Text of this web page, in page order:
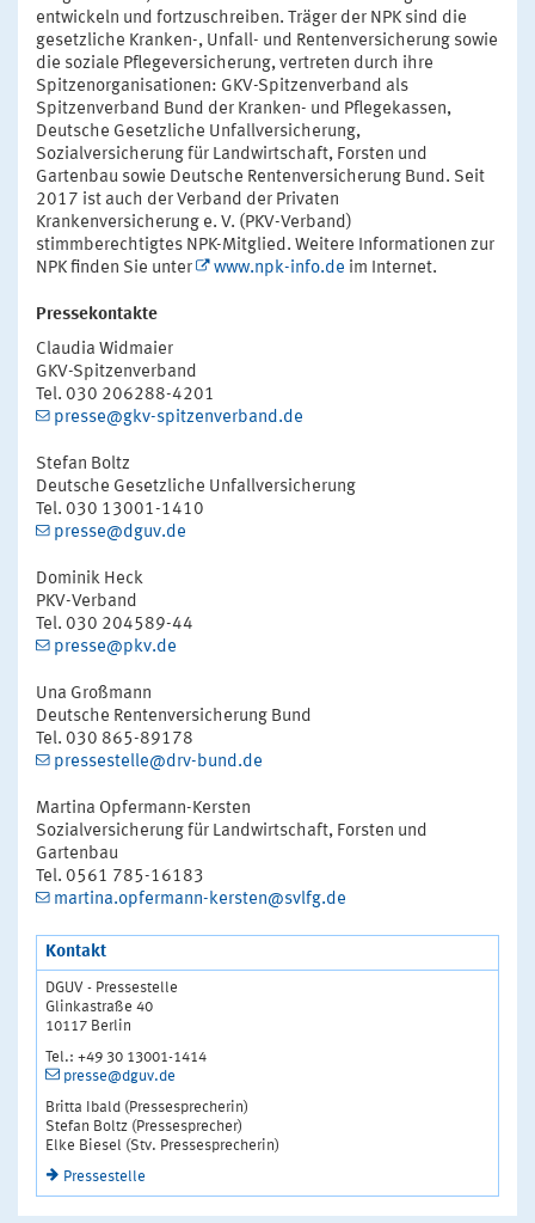
entwickeln und fortzuschreiben. Träger der NPK sind die
gesetzliche Kranken-, Unfall- und Rentenversicherung sowie
die soziale Pflegeversicherung, vertreten durch ihre
Spitzenorganisationen: GKV-Spitzenverband als
Spitzenverband Bund der Kranken- und Pflegekassen,
Deutsche Gesetzliche Unfallversicherung,
Sozialversicherung für Landwirtschaft, Forsten und
Gartenbau sowie Deutsche Rentenversicherung Bund. Seit
2017 ist auch der Verband der Privaten
Krankenversicherung e. V. (PKV-Verband)
stimmberechtigtes NPK-Mitglied. Weitere Informationen zur
NPK finden Sie unter
www.npk-info.de im Internet.
Pressekontakte
Claudia Widmaier
GKV-Spitzenverband
Tel. 030 206288-4201
presse@gkv-spitzenverband.de
Stefan Boltz
Deutsche Gesetzliche Unfallversicherung
Tel. 030 13001-1410
presse@dguv.de
Dominik Heck
PKV-Verband
Tel. 030 204589-44
presse@pkv.de
Una Großmann
Deutsche Rentenversicherung Bund
Tel. 030 865-89178
pressestelle@drv-bund.de
Martina Opfermann-Kersten
Sozialversicherung für Landwirtschaft, Forsten und
Gartenbau
Tel. 0561 785-16183
martina.opfermann-kersten@svlfg.de
Kontakt
DGUV - Pressestelle
Glinkastraße 40
10117 Berlin
Tel.: +49 30 13001-1414
presse@dguv.de
Britta Ibald (Pressesprecherin)
Stefan Boltz (Pressesprecher)
Elke Biesel (Stv. Pressesprecherin)
Pressestelle